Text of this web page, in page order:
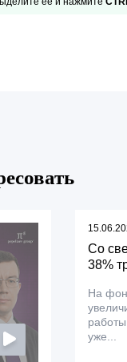
Со
38%
На
уже...